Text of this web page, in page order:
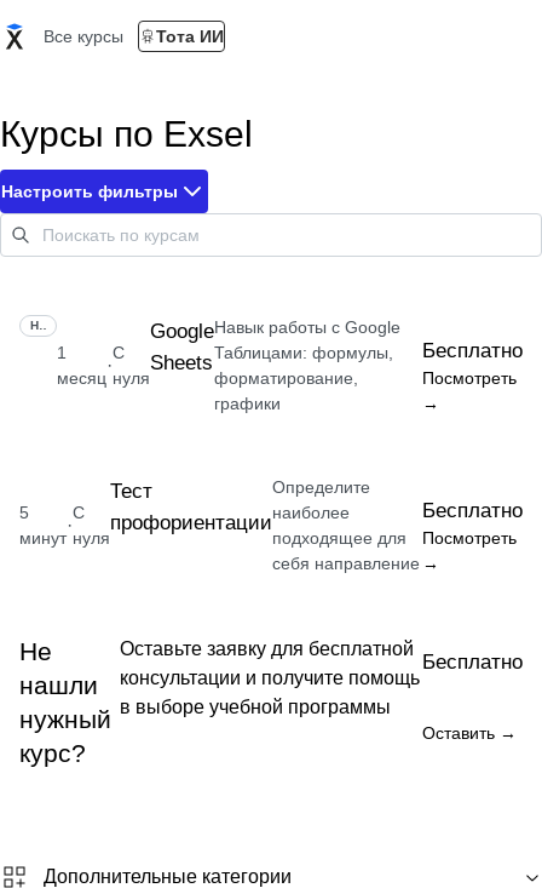
Все курсы Тота ИИ
Курсы по Exsel
Настроить фильтры
1
месяц
·
С
нуля
Google
Sheets
Навык работы с Google
Таблицами: формулы,
форматирование,
графики
Бесплатно
Посмотреть
→
5
минут
·
С
нуля
Тест
профориентации
Определите
наиболее
подходящее для
себя направление
Бесплатно
Посмотреть
→
Не
нашли
нужный
курс?
Оставьте заявку для бесплатной
консультации и получите помощь
в выборе учебной программы
Бесплатно
Оставить →
Дополнительные категории